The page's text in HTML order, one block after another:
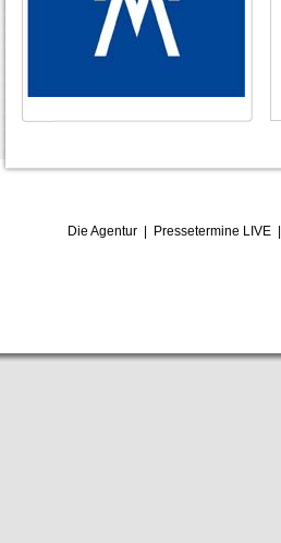
Die Agentur| Pressetermine LIVE|